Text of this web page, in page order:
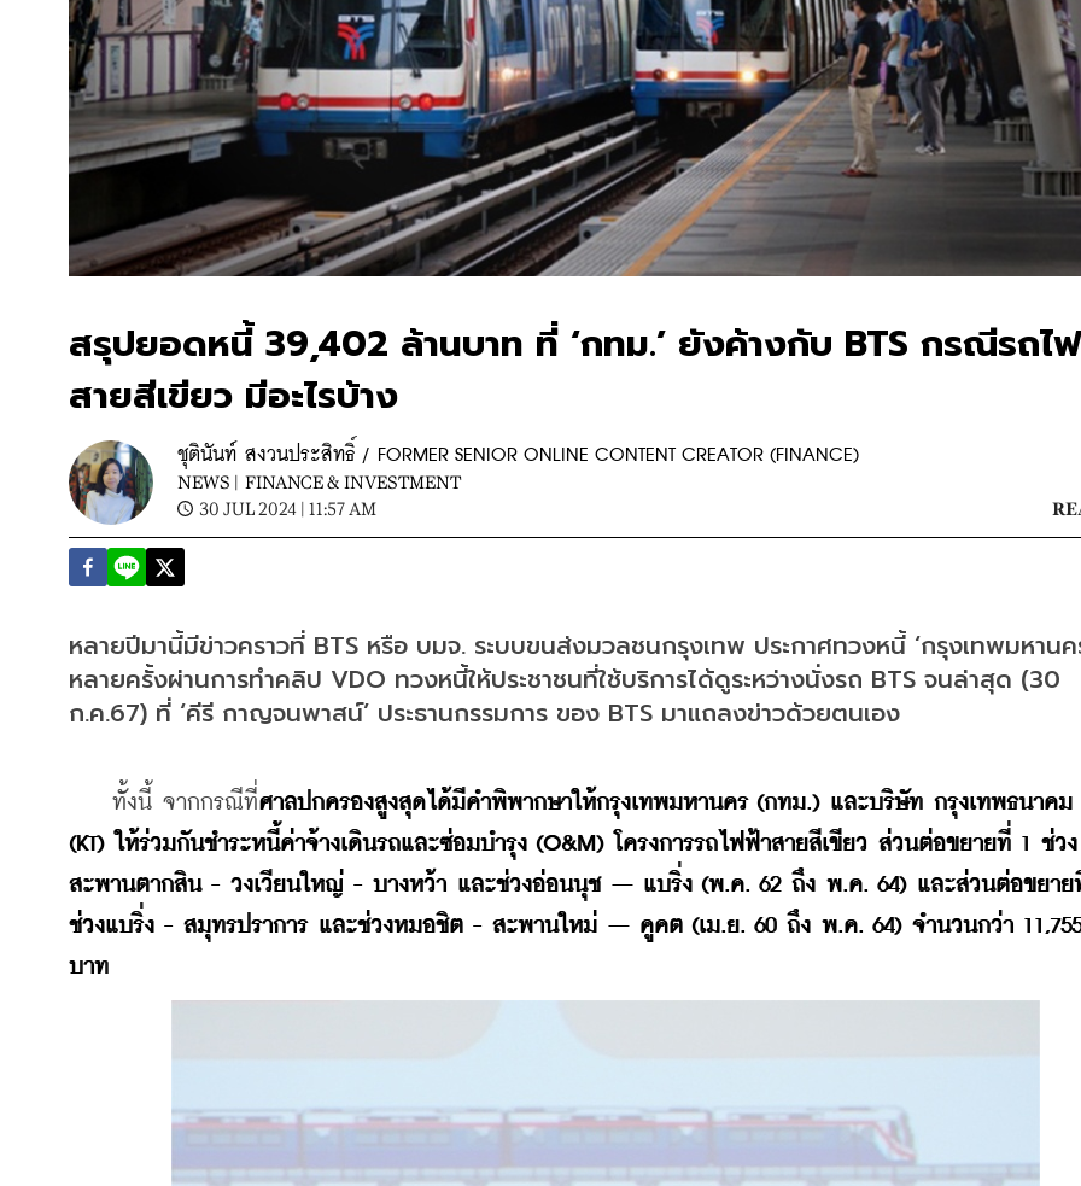
สรุปยอดหนี้ 39,402 ล้านบาท ที่ ‘กทม.’ ยังค้างกับ BTS กรณีรถไ
สายสีเขียว มีอะไรบ้าง
ชุตินันท์ สงวนประสิทธิ์ / FORMER SENIOR ONLINE CONTENT CREATOR (FINANCE)
NEWS | FINANCE & INVESTMENT
30 JUL 2024 | 11:57 AM
หลายปีมานี้มีข่าวคราวที่ BTS หรือ บมจ. ระบบขนส่งมวลชนกรุงเทพ ประกาศทวงหนี้ ‘กรุงเทพมหานค
หลายครั้งผ่านการทำคลิป VDO ทวงหนี้ให้ประชาชนที่ใช้บริการได้ดูระหว่างนั่งรถ BTS จนล่าสุด (30
ก.ค.67) ที่ ‘คีรี กาญจนพาสน์’ ประธานกรรมการ ของ BTS มาแถลงข่าวด้วยตนเอง
ทั้งนี้ จากกรณีที่ศาลปกครองสูงสุดได้มีคำพิพากษาให้กรุงเทพมหานคร (กทม.) และบริษัท กรุงเทพธนาค
(KT) ให้ร่วมกันชำระหนี้ค่าจ้างเดินรถและซ่อมบำรุง (O&M) โครงการรถไฟฟ้าสายสีเขียว ส่วนต่อขยายที่ 1 ช่วง
สะพานตากสิน - วงเวียนใหญ่ - บางหว้า และช่วงอ่อนนุช – แบริ่ง (พ.ค. 62 ถึง พ.ค. 64) และส่วนต่อขยาย
ช่วงแบริ่ง - สมุทรปราการ และช่วงหมอชิต - สะพานใหม่ – คูคต (เม.ย. 60 ถึง พ.ค. 64) จำนวนกว่า
บาท